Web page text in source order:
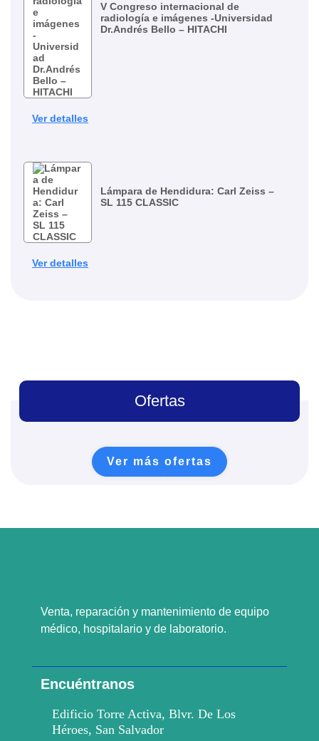
V Congreso internacional de
radiología e imágenes -Universidad
Dr.Andrés Bello – HITACHI
Ver detalles
Lámpara de Hendidura: Carl Zeiss –
SL 115 CLASSIC
Ver detalles
Ofertas
Ver más ofertas
Venta, reparación y mantenimiento de equipo
médico, hospitalario y de laboratorio.
Encuéntranos
Edificio Torre Activa, Blvr. De Los
Héroes, San Salvador